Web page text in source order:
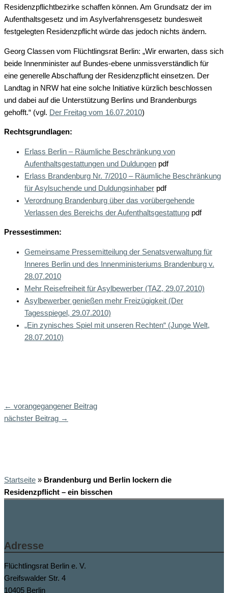
Residenzpflichtbezirke schaffen können. Am Grundsatz der im
Aufenthaltsgesetz und im Asylverfahrensgesetz bundesweit
festgelegten Residenzpflicht würde das jedoch nichts ändern.
Georg Classen vom Flüchtlingsrat Berlin: „Wir erwarten, dass sich
beide Innenminister auf Bundes-ebene unmissverständlich für
eine generelle Abschaffung der Residenzpflicht einsetzen. Der
Landtag in NRW hat eine solche Initiative kürzlich beschlossen
und dabei auf die Unterstützung Berlins und Brandenburgs
gehofft.“ (vgl. Der Freitag vom 16.07.2010)
Rechtsgrundlagen:
Erlass Berlin – Räumliche Beschränkung von
Aufenthaltsgestattungen und Duldungen pdf
Erlass Brandenburg Nr. 7/2010 – Räumliche Beschränkung
für Asylsuchende und Duldungsinhaber pdf
Verordnung Brandenburg über das vorübergehende
Verlassen des Bereichs der Aufenthaltsgestattung pdf
Pressestimmen:
Gemeinsame Pressemitteilung der Senatsverwaltung für
Inneres Berlin und des Innenministeriums Brandenburg v.
28.07.2010
Mehr Reisefreiheit für Asylbewerber (TAZ, 29.07.2010)
Asylbewerber genießen mehr Freizügigkeit (Der
Tagesspiegel, 29.07.2010)
„Ein zynisches Spiel mit unseren Rechten“ (Junge Welt,
28.07.2010)
← vorangegangener Beitrag
nächster Beitrag →
Startseite » Brandenburg und Berlin lockern die
Residenzpflicht – ein bisschen
Adresse
Flüchtlingsrat Berlin e. V.
Greifswalder Str. 4
10405 Berlin